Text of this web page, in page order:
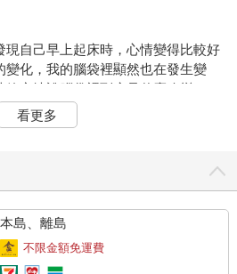
現自己早上起床時，心情變得比較好
變化，我的腦袋裡顯然也在發生變
定地說腦袋裡到底是什麼改變了，
因為規律運動真的能讓海馬迴變大。
，就是記憶！海馬迴當然是以它在學
，我們就別再提這些粗淺的知識了，
了對吧。
在壓力管理上也扮演著要角，它所配
看更多
島、離島
不限金額免運費